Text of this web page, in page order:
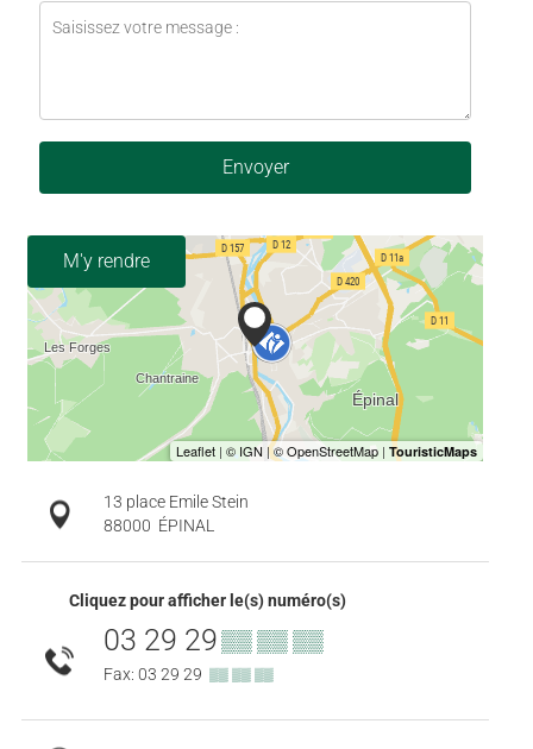
Envoyer
M'y rendre
13 place Emile Stein
88000 ÉPINAL
Cliquez pour afficher le(s) numéro(s)
03 29 29▒▒ ▒▒ ▒▒
Fax: 03 29 29 ▒▒ ▒▒ ▒▒